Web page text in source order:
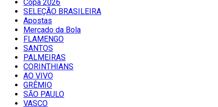
Copa 2026
SELEÇÃO BRASILEIRA
Apostas
Mercado da Bola
FLAMENGO
SANTOS
PALMEIRAS
CORINTHIANS
AO VIVO
GRÊMIO
SĀO PAULO
VASCO